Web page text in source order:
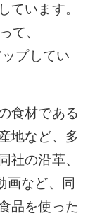
ています。
て、
プしてい
食材である
地など、多
社の沿革、
画など、同
品を使った